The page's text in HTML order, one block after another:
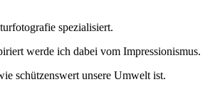
spezialisiert.
werde ich dabei vom Impressionismus.
schützenswert unsere Umwelt ist.